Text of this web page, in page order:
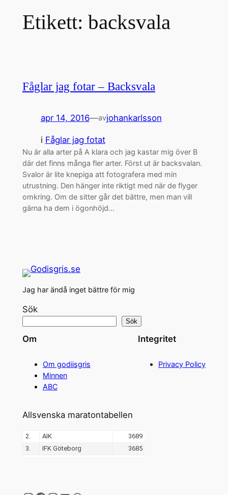
Etikett: backsvala
Fåglar jag fotar – Backsvala
apr 14, 2016—avjohankarlsson
i Fåglar jag fotat
Nu är alla arter på A klara och jag kastar mig över B
där det finns många fler arter. Först ut är backsvalan.
Svalor är lite knepiga att fotografera med min
utrustning. Den hänger inte riktigt med när de flyger
omkring. Om de sitter går det bättre, men man vill
gärna ha dem i ögonhöjd…
Jag har ändå inget bättre för mig
Sök
Sök
Om
Om godiisgris
Minnen
ABC
Integritet
Privacy Policy
Allsvenska maratontabellen